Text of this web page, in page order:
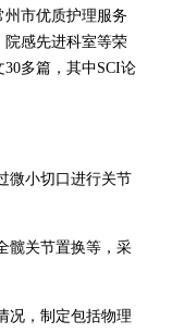
市优质护理服务
院感先进科室等荣
多篇，其中SCI论
微小切口进行关节
髋关节置换等，采
况，制定包括物理